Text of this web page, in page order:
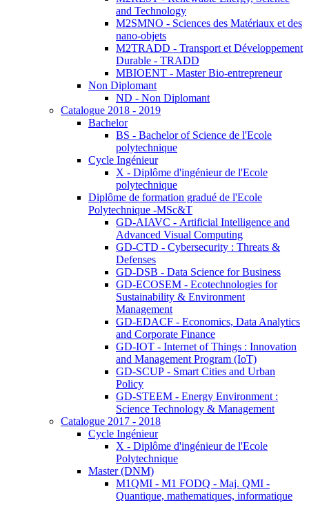
and Technology
M2SMNO - Sciences des Matériaux et des
nano-objets
M2TRADD - Transport et Développement
Durable - TRADD
MBIOENT - Master Bio-entrepreneur
Non Diplomant
ND - Non Diplomant
Catalogue 2018 - 2019
Bachelor
BS - Bachelor of Science de l'Ecole
polytechnique
Cycle Ingénieur
X - Diplôme d'ingénieur de l'Ecole
polytechnique
Diplôme de formation gradué de l'Ecole
Polytechnique -MSc&T
GD-AIAVC - Artificial Intelligence and
Advanced Visual Computing
GD-CTD - Cybersecurity : Threats &
Defenses
GD-DSB - Data Science for Business
GD-ECOSEM - Ecotechnologies for
Sustainability & Environment
Management
GD-EDACF - Economics, Data Analytics
and Corporate Finance
GD-IOT - Internet of Things : Innovation
and Management Program (IoT)
GD-SCUP - Smart Cities and Urban
Policy
GD-STEEM - Energy Environment :
Science Technology & Management
Catalogue 2017 - 2018
Cycle Ingénieur
X - Diplôme d'ingénieur de l'Ecole
Polytechnique
Master (DNM)
M1QMI - M1 FODQ - Maj. QMI -
Quantique, mathematiques, informatique